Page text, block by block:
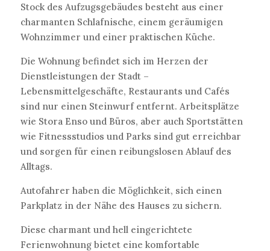
Stock des Aufzugsgebäudes besteht aus einer
charmanten Schlafnische, einem geräumigen
Wohnzimmer und einer praktischen Küche.
Die Wohnung befindet sich im Herzen der
Dienstleistungen der Stadt –
Lebensmittelgeschäfte, Restaurants und Cafés
sind nur einen Steinwurf entfernt. Arbeitsplätze
wie Stora Enso und Büros, aber auch Sportstätten
wie Fitnessstudios und Parks sind gut erreichbar
und sorgen für einen reibungslosen Ablauf des
Alltags.
Autofahrer haben die Möglichkeit, sich einen
Parkplatz in der Nähe des Hauses zu sichern.
Diese charmant und hell eingerichtete
Ferienwohnung bietet eine komfortable